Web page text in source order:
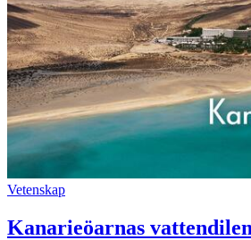
Vetenskap
Kanarieöarnas